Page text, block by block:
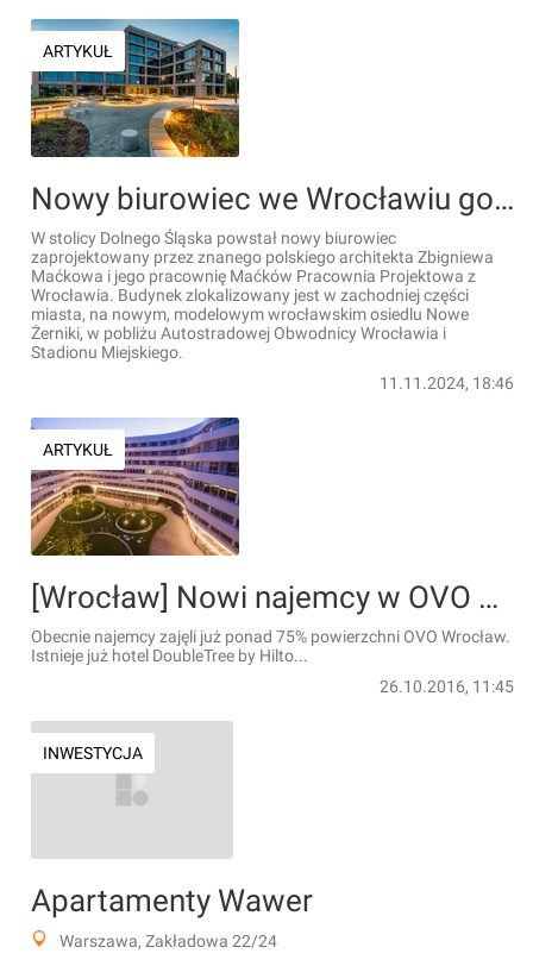
ARTYKUŁ
Nowy biurowiec we Wrocławiu gotowy [ZDJĘCIA]
W stolicy Dolnego Śląska powstał nowy biurowiec
zaprojektowany przez znanego polskiego architekta Zbigniewa
Maćkowa i jego pracownię Maćków Pracownia Projektowa z
Wrocławia. Budynek zlokalizowany jest w zachodniej części
miasta, na nowym, modelowym wrocławskim osiedlu Nowe
Żerniki, w pobliżu Autostradowej Obwodnicy Wrocławia i
Stadionu Miejskiego.
11.11.2024, 18:46
ARTYKUŁ
[Wrocław] Nowi najemcy w OVO Wrocław. Restauracja, kawiarnia i butik
Obecnie najemcy zajęli już ponad 75% powierzchni OVO Wrocław.
Istnieje już hotel DoubleTree by Hilto...
26.10.2016, 11:45
INWESTYCJA
Apartamenty Wawer
Warszawa, Zakładowa 22/24